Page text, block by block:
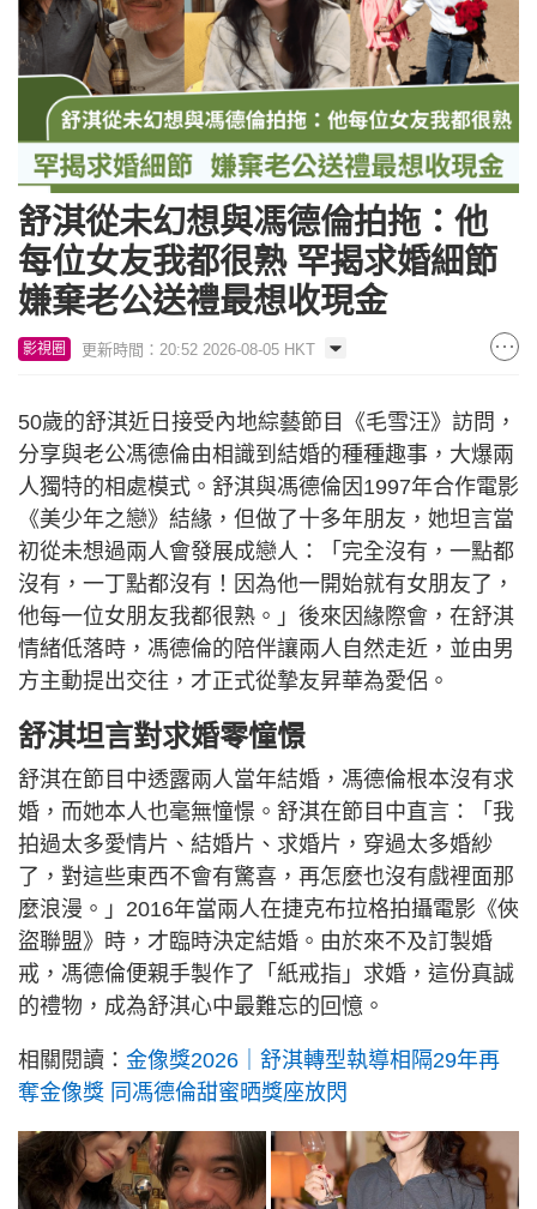
舒淇從未幻想與馮德倫拍拖：他
每位女友我都很熟 罕揭求婚細節
嫌棄老公送禮最想收現金
影視圈 更新時間：20:52 2026-08-05 HKT
50歲的舒淇近日接受內地綜藝節目《毛雪汪》訪問，
分享與老公馮德倫由相識到結婚的種種趣事，大爆兩
人獨特的相處模式。舒淇與馮德倫因1997年合作電影
《美少年之戀》結緣，但做了十多年朋友，她坦言當
初從未想過兩人會發展成戀人：「完全沒有，一點都
沒有，一丁點都沒有！因為他一開始就有女朋友了，
他每一位女朋友我都很熟。」後來因緣際會，在舒淇
情緒低落時，馮德倫的陪伴讓兩人自然走近，並由男
方主動提出交往，才正式從摯友昇華為愛侶。
舒淇坦言對求婚零憧憬
舒淇在節目中透露兩人當年結婚，馮德倫根本沒有求
婚，而她本人也毫無憧憬。舒淇在節目中直言：「我
拍過太多愛情片、結婚片、求婚片，穿過太多婚紗
了，對這些東西不會有驚喜，再怎麼也沒有戲裡面那
麼浪漫。」2016年當兩人在捷克布拉格拍攝電影《俠
盜聯盟》時，才臨時決定結婚。由於來不及訂製婚
戒，馮德倫便親手製作了「紙戒指」求婚，這份真誠
的禮物，成為舒淇心中最難忘的回憶。
相關閱讀： 金像獎2026｜舒淇轉型執導相隔29年再
奪金像獎 同馮德倫甜蜜晒獎座放閃